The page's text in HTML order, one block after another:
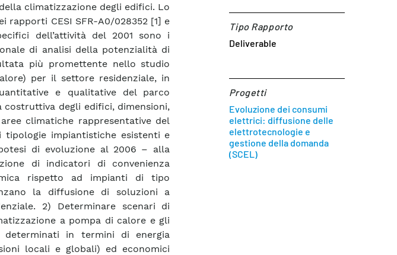
climatizzazione degli edifici. Lo
CESI SFR-A0/028352 [1] e
dell’attività del 2001 sono i
di analisi della potenzialità di
più promettente nello studio
per il settore residenziale, in
e qualitative del parco
degli edifici, dimensioni,
climatiche rappresentative del
impiantistiche esistenti e
di evoluzione al 2006 – alla
di indicatori di convenienza
rispetto ad impianti di tipo
la diffusione di soluzioni a
2) Determinare scenari di
a pompa di calore e gli
in termini di energia
locali e globali) ed economici
Tipo Rapporto
Deliverable
Progetti
Evoluzione dei consumi
elettrici: diffusione delle
elettrotecnologie e
gestione della domanda
(SCEL)